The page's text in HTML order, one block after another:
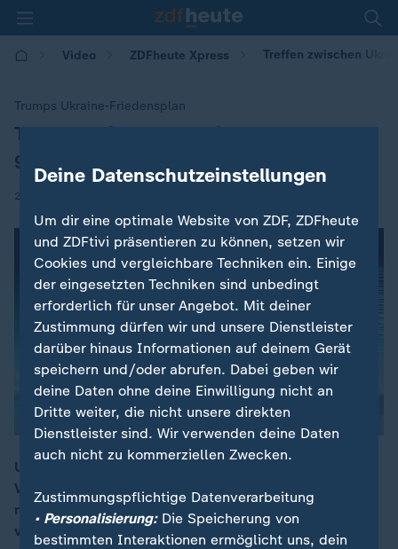
Video ZDFheute Xpress Treffen zwischen
Trumps Ukraine-Friedensplan
:
Treffen zwischen Ukraine und USA
geplant
22.11.2025 | 17:56
00:17
Ukrainische Vertreter wollen laut Ex-
Verteidigungsminister Umjerow in den nächsten Tagen
mit US-Vertretern über Trumps Friedensplan
verhandeln. Der Treffpunkt sei in der Schweiz.
Deine Datenschutzeinstellungen
Um dir eine optimale Website von ZDF, ZDFheute
und ZDFtivi präsentieren zu können, setzen wir
Cookies und vergleichbare Techniken ein. Einige
der eingesetzten Techniken sind unbedingt
erforderlich für unser Angebot. Mit deiner
Zustimmung dürfen wir und unsere Dienstleister
darüber hinaus Informationen auf deinem Gerät
speichern und/oder abrufen. Dabei geben wir
deine Daten ohne deine Einwilligung nicht an
Dritte weiter, die nicht unsere direkten
Dienstleister sind. Wir verwenden deine Daten
auch nicht zu kommerziellen Zwecken.
Zustimmungspflichtige Datenverarbeitung
• Personalisierung:Die Speicherung von
bestimmten Interaktionen ermöglicht uns, dein